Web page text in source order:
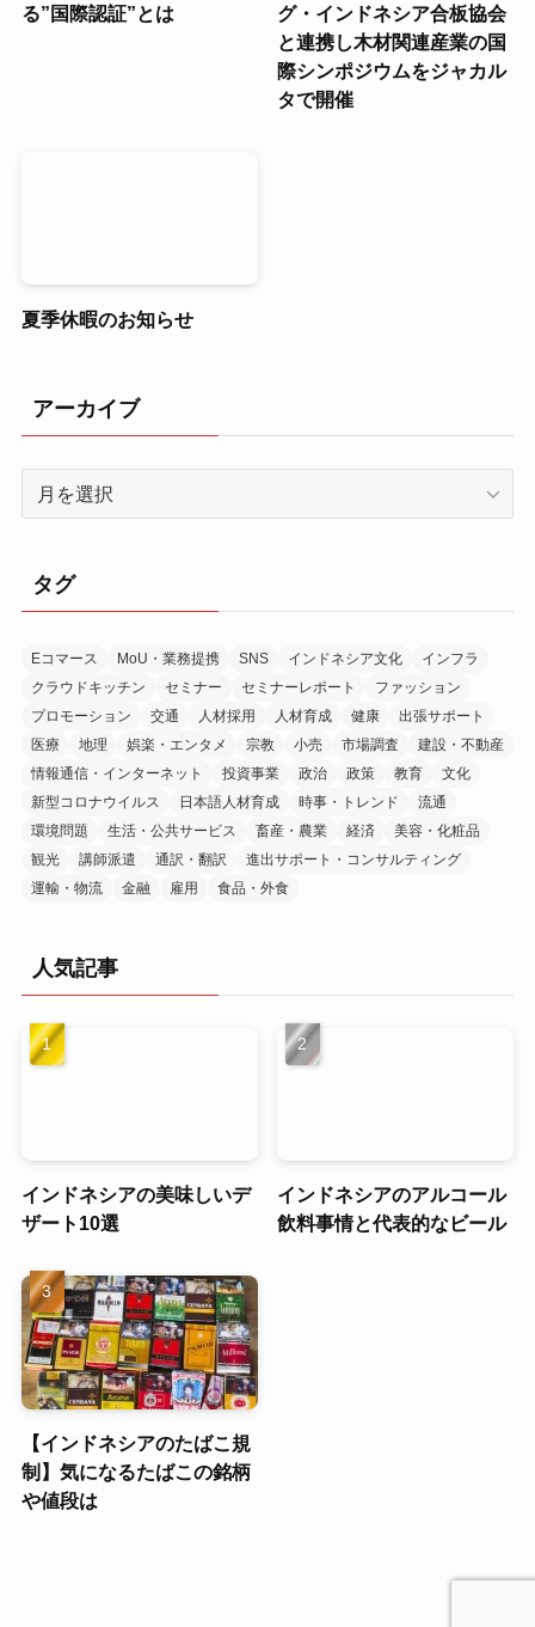
る”国際認証”とは
グ・インドネシア合板協会
と連携し木材関連産業の国
際シンポジウムをジャカル
タで開催
夏季休暇のお知らせ
アーカイブ
ブ
タグ
Eコマース MoU・業務提携 SNS インドネシア文化
インフラ
クラウドキッチン
セミナー セミナーレポート
ファッション
プロモーション
交通 人材採用 人材育成 健康
出張サポート
医療
地理 娯楽・エンタメ 宗教 小売 市場調査
建設・不動産
情報通信・インターネット
投資事業 政治 政策 教育
文化
新型コロナウイルス
日本語人材育成 時事・トレンド
流通
環境問題
生活・公共サービス 畜産・農業 経済
美容・化粧品
観光
講師派遣 通訳・翻訳
進出サポート・コンサルティング
運輸・物流
金融 雇用 食品・外食
人気記事
インドネシアの美味しいデ
ザート10選
インドネシアのアルコール
飲料事情と代表的なビール
【インドネシアのたばこ規
制】気になるたばこの銘柄
や値段は